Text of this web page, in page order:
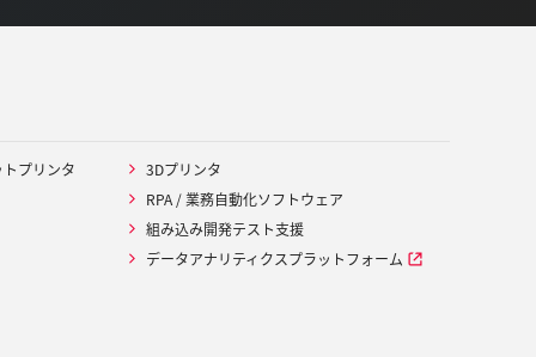
プリンタ
3Dプリンタ
RPA / 業務自動化ソフトウェア
組み込み開発テスト支援
データアナリティクスプラットフォーム